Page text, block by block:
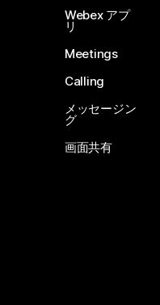
Webex アプ
リ
Meetings
Calling
メッセージン
グ
画面共有